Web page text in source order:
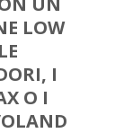
LOW
I
O I